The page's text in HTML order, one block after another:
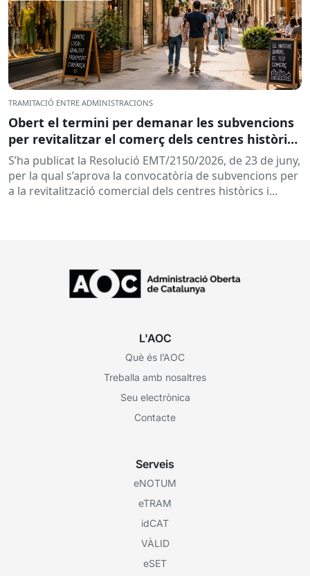
TRAMITACIÓ ENTRE ADMINISTRACIONS
Obert el termini per demanar les subvencions
per revitalitzar el comerç dels centres històrics
i eixos comercials de Catalunya
S’ha publicat la Resolució EMT/2150/2026, de 23 de juny,
per la qual s’aprova la convocatòria de subvencions per
a la revitalització comercial dels centres històrics i...
L'AOC
Què és l’AOC
Treballa amb nosaltres
Seu electrònica
Contacte
Serveis
eNOTUM
eTRAM
idCAT
VÀLID
eSET